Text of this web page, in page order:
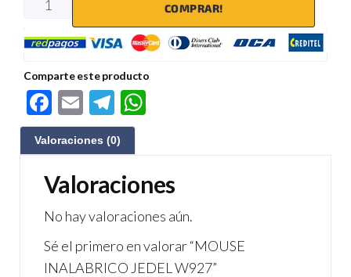
COMPRAR!
Comparte este producto
F
ac
e
b
o
o
k
E
m
ail
Te
le
gr
a
m
s
A
p
p
Valoraciones (0)
Valoraciones
No hay valoraciones aún.
Sé el primero en valorar “MOUSE
INALABRICO JEDEL W927”